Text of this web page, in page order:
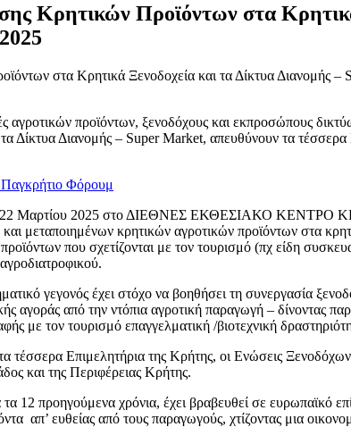
Κρητικών Προϊόντων στα
αγροτικών προϊόντων, ξενοδόχους και εκπροσώπους
Δίκτυα Διανομής – Super Market, απευθύνουν τα
Φόρουμ
22 Μαρτίου 2025 στο ΔΙΕΘΝΕΣ ΕΚΘΕΣΙΑΚΟ ΚΕΝΤΡΟ
μεταποιημένων κρητικών αγροτικών προϊόντων στα
που σχετίζονται με τον τουρισμό (πχ είδη
γεγονός έχει στόχο να βοηθήσει τη συνεργασία
αγοράς από την ντόπια αγροτική παραγωγή – δίνοντας
με τον τουρισμό επαγγελματική /βιοτεχνική
τέσσερα Επιμελητήρια της Κρήτης, οι Ενώσεις
και της Περιφέρειας Κρήτης.
12 προηγούμενα χρόνια, έχει βραβευθεί σε ευρωπαϊκό
απ’ ευθείας από τους παραγωγούς, χτίζοντας μια